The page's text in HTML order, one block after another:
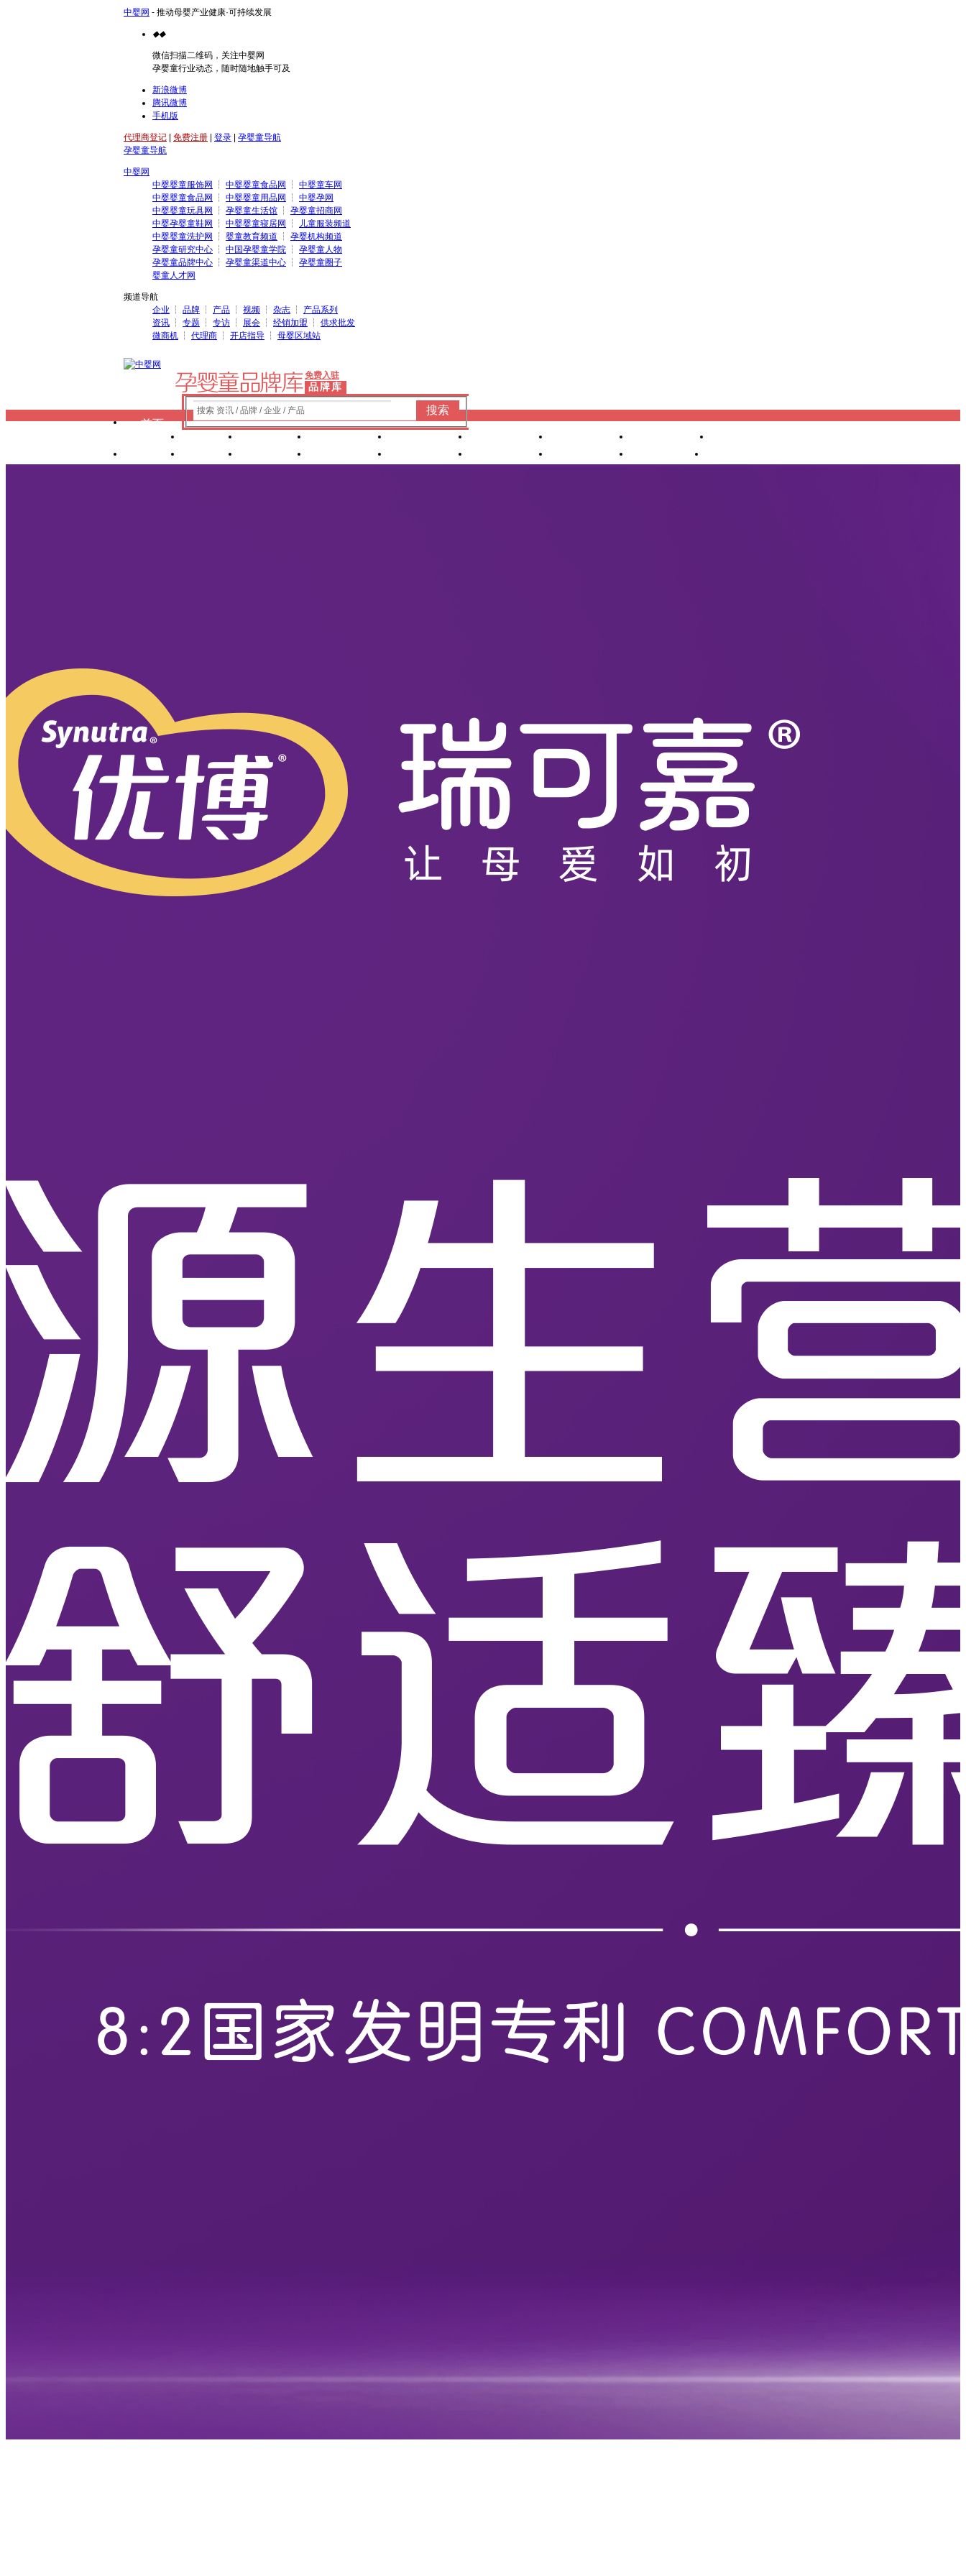
中婴网 - 推动母婴产业健康·可持续发展
◆◆
微信扫描二维码，关注中婴网
孕婴童行业动态，随时随地触手可及
新浪微博
腾讯微博
手机版
代理商登记 免费注册 登录
孕婴童导航
孕婴童导航
中婴网
中婴婴童服饰网
┆ 中婴婴童食品网 ┆ 中婴童车网
中婴婴童食品网
┆ 中婴婴童用品网 ┆ 中婴孕网
中婴婴童玩具网
┆ 孕婴童生活馆 ┆ 孕婴童招商网
中婴孕婴童鞋网
┆ 中婴婴童寝居网 ┆
儿童服装频道
中婴婴童洗护网
┆ 婴童教育频道 ┆ 孕婴机构频道
孕婴童研究中心 ┆ 中国孕婴童学院 ┆ 孕婴童人物
孕婴童品牌中心 ┆ 孕婴童渠道中心 ┆ 孕婴童圈子
婴童人才网
频道导航
企业 ┆ 品牌 ┆ 产品 ┆ 视频 ┆ 杂志 ┆ 产品系列
资讯 ┆ 专题 ┆ 专访 ┆ 展会 ┆ 经销加盟 ┆ 供求批发
微商机 ┆ 代理商 ┆ 开店指导 ┆ 母婴区域站
免费入驻
品牌库
搜索 资讯 / 品牌 / 企业 / 产品
搜索
首页